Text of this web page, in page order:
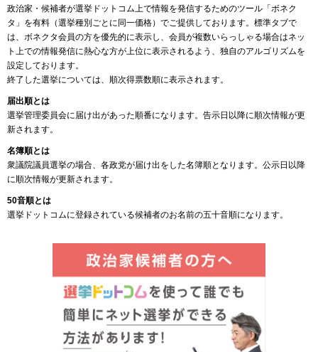
政治家・候補者が選挙ドットコム上で情報を発信するためのツール「ボネク
タ」を有料（選挙種別ごとに同一価格）でご提供しております。標準タブで
は、ボネクタ会員の方を優先的に表示し、会員が複数いらっしゃる場合はネッ
ト上での情報発信に熱心な方が上位に表示されるよう、独自のアルゴリズムを
設定しております。
終了した選挙については、順次得票数順に表示されます。
届出順とは
選挙管理委員会に届け出があった順番になります。告示日以降に順次情報が更
新されます。
名簿順とは
衆議院議員選挙の場合、各政党が届け出をした名簿順となります。公示日以降
に順次情報が更新されます。
50音順とは
選挙ドットコムに登録されている候補者のお名前の五十音順になります。